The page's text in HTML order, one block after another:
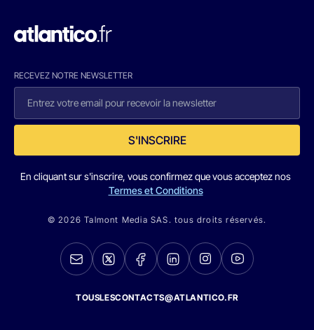
RECEVEZ NOTRE NEWSLETTER
S'INSCRIRE
En cliquant sur s'inscrire, vous confirmez que vous acceptez nos
Termes et Conditions
© 2026 Talmont Media SAS. tous droits réservés.
TOUSLESCONTACTS@ATLANTICO.FR